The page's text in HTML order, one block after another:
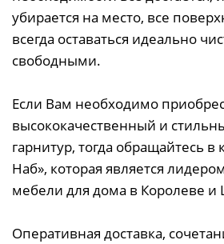
убирается на место, все
всегда оставаться идеально
свободными.
Если Вам необходимо
высококачественный и
гарнитур, тогда обращайтесь
Наб», которая является
мебели для дома в Королеве
Оперативная доставка,